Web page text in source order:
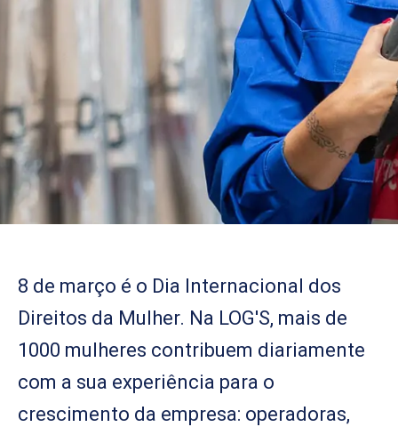
8 de março é o Dia Internacional dos
Direitos da Mulher. Na LOG'S, mais de
1000 mulheres contribuem diariamente
com a sua experiência para o
crescimento da empresa: operadoras,